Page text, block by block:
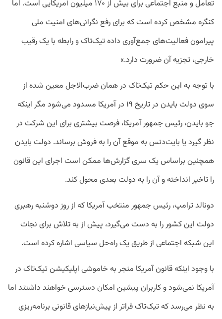
تعامل و منبع اجتماعی برای بیش از ۱۷۰ میلیون آمریکایی است. اما
کنگره مشخص کرده است که برای رفع نگرانی‌های امنیت ملی
پیرامون فعالیت‌های جمع‌آوری داده تیک‌تاک و رابطه با یک رقیب
خارجی، تجزیه آن ضرورت دارد.»
با توجه به این حکم تیک‌تاک در همان ضرب‌الاجل معین شده از
سوی دولت بایدن در تاریخ ۱۹ در آمریکا مسدود می‌شود مگر اینکه
جو بایدن، رئیس جمهور آمریکا، فرصت بیشتری برای این شرکت در
نظر گیرد یا بایت‌دنس به موقع آن را به فروش برساند. دولت بایدن
همچنین براساس یک سری گزارش‌ها ممکن است اجرای این قانون
را تاخیر انداخته و آن را به دولت بعدی محول کند.
دونالد ترامپ، رئیس جمهور منتخب آمریکا که از روز دوشنبه رهبری
دولت این کشور را به دست می‌گیرد، پیش از به تلاش برای نجات
این شبکه اجتماعی از طریق یک راه‌حل سیاسی اشاره کرده است.
با وجود اینکه قانون آمریکا منجر به خاموشی اپلیکیشن تیک‌تاک در
آمریکا نمی‌شود و کاربران پیشین امکان دسترسی خواهند داشتند اما
به نظر می‌رسد که تیک‌تاک فراتر از پیش‌نیاز‌های قانونی برنامه‌ریزی